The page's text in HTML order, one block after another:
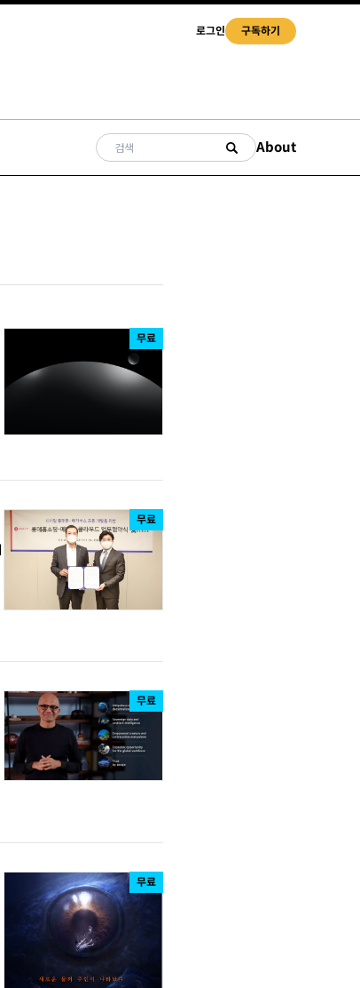
로그인 구독하기
About
무료
무료
무료
무료